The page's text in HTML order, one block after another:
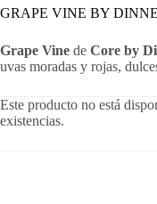
GRAPE VINE BY
Grape Vine de Core by
uvas moradas y rojas,
Este producto no está
existencias.